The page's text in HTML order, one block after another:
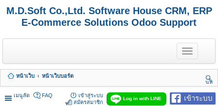
M.D.Soft Co.,Ltd. Software House CRM, ERP
E-Commerce Solutions Odoo Support
T
o
g
e
n
a
หน้าเว็บ
หน้าเว็บบอร์ด
นห
า
เมนูลัด
เข้าระบบ
Log in with LINE
FAQ
เข้าสู่ระบบ
สมัครสมาชิก